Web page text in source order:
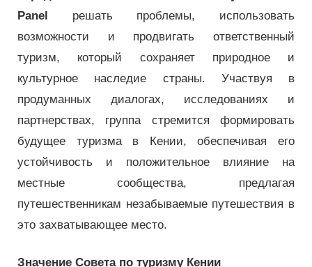
Panel решать проблемы, использовать
возможности и продвигать ответственный
туризм, который сохраняет природное и
культурное наследие страны. Участвуя в
продуманных диалогах, исследованиях и
партнерствах, группа стремится формировать
будущее туризма в Кении, обеспечивая его
устойчивость и положительное влияние на
местные сообщества, предлагая
путешественникам незабываемые путешествия в
это захватывающее место.
Значение Совета по туризму Кении